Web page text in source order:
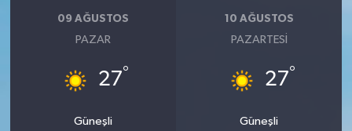
09 AĞUSTOS
PAZAR
27°
Güneşli
10 AĞUSTOS
PAZARTESI
27°
Güneşli